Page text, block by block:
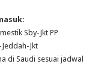
Sby-Jkt PP
Jkt
di Saudi sesuai jadwal